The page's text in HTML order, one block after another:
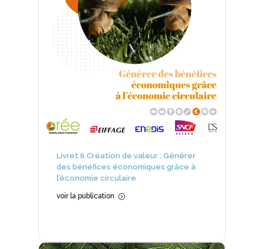
Livret 6 Création de valeur : Générer
des bénéfices économiques grâce à
l’économie circulaire
voir la publication =